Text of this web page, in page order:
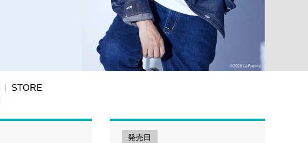
STORE
発売日